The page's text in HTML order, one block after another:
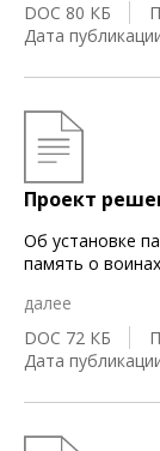
DOC 80 КБ
Дата
Проект
Об установке
память о
далее
DOC 72 КБ
Дата